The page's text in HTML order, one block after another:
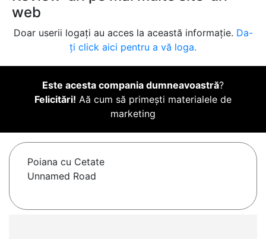
web
Doar userii logați au acces la această informație. Da-
ți click aici pentru a vă loga.
Este acesta compania dumneavoastră?
Felicitări! Aă cum să primești materialele de
marketing
Poiana cu Cetate
Unnamed Road